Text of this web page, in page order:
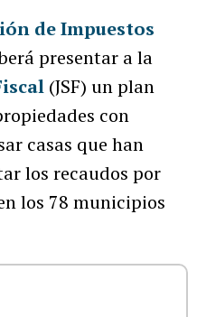
de Impuestos
presentar a la
(JSF) un plan
con
casas que han
los recaudos por
los 78 municipios